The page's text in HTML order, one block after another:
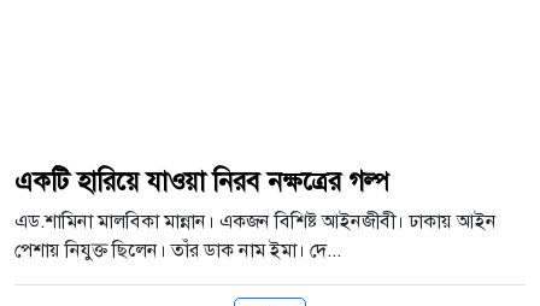
একটি হারিয়ে যাওয়া নিরব নক্ষত্রের গল্প
এড.শামিনা মালবিকা মান্নান। একজন বিশিষ্ট আইনজীবী। ঢাকায় আইন
পেশায় নিযুক্ত ছিলেন। তাঁর ডাক নাম ইমা। দে...